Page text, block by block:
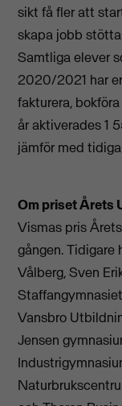
sikt få fler att
skapa jobb
Samtliga elever
2020/2021 har
fakturera,
år aktiverades 1
jämför med
Om priset Årets
Vismas pris
gången.
Vålberg, Sven
Vansbro
Jensen